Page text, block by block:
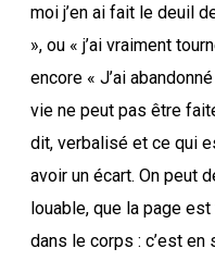
moi j’en ai fait le deuil
», ou « j’ai vraiment
encore « J’ai
vie ne peut pas être
dit, verbalisé et ce qui
avoir un écart. On peut
louable, que la page
dans le corps : c’est en